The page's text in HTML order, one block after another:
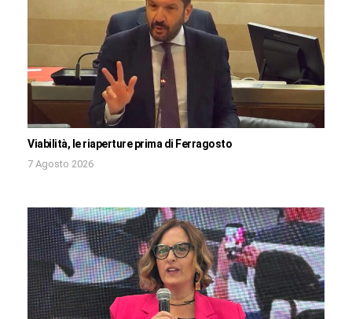
Viabilità, le riaperture prima di Ferragosto
7 Agosto 2026